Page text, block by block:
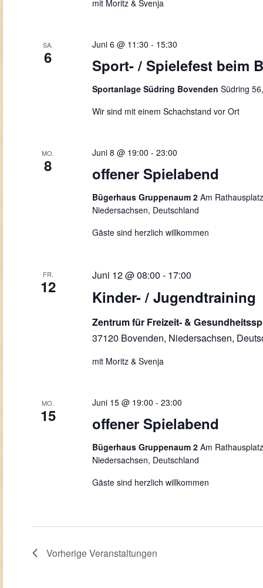
mit Moritz & Svenja
SA.
6 Sport- / Spielefest beim
Juni 6 @ 11:30 - 15:30
Sportanlage Südring Bovenden Südring
Wir sind mit einem Schachstand vor Ort
MO.
8 offener Spielabend
Juni 8 @ 19:00 - 23:00
Bügerhaus Gruppenaum 2 Am
Niedersachsen, Deutschland
Gäste sind herzlich willkommen
FR.
12
Kinder- / Jugendtraining
Juni 12 @ 08:00- 17:00
Zentrum für Freizeit- &
37120 Bovenden, Niedersachsen,
mit Moritz & Svenja
MO.
15 offener Spielabend
Juni 15 @ 19:00 - 23:00
Bügerhaus Gruppenaum 2 Am
Niedersachsen, Deutschland
Gäste sind herzlich willkommen
VorherigeVeranstaltungen